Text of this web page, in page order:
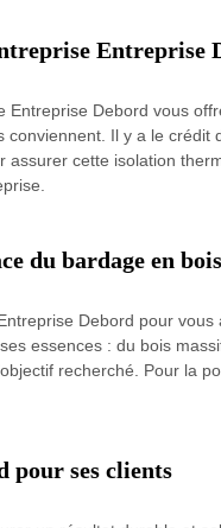
Entreprise
Debord vous
Il y a le crédit
cette isolation
du bardage en
Debord pour
essences : du bois
recherché. Pour la
pour ses clients